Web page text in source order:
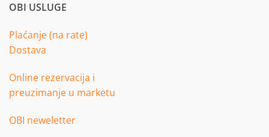
OBI USLUGE
Plaćanje (na rate)
Dostava
Online rezervacija i
preuzimanje u marketu
OBI neweletter